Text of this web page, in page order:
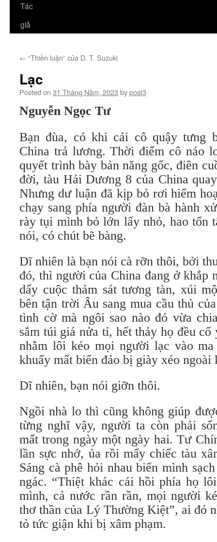
Tác
giả
← “Thiền luận” của D. T. Suzuki
Lạc
Posted on 31 Tháng Năm, 2023 bypost3
Nguyễn Ngọc Tư
Bạn đùa, có khi cái cô quậy tưng
China trả lương. Thời điểm cô náo
quyết trình bày bản năng gốc, điên
đời, tàu Hải Dương 8 của China
Nhưng dư luận đã kịp bỏ rơi hiểm
chạy sang phía người đàn bà hành
rày tụi mình bỏ lớn lấy nhỏ, hao tổn
nói, có chút bẽ bàng.
Dĩ nhiên là bạn nói cà rỡn thôi, bởi
đó, thì người của China đang ở khắp
dấy cuộc thảm sát tương tàn, xúi
bên tận trời Âu sang mua cầu thủ
tình cờ mà ngôi sao nào đó vừa
sắm túi giá nửa tỉ, hết thảy họ đều
nhằm lôi kéo mọi người lạc vào
khuấy mất biển đảo bị giày xéo ngoài
Dĩ nhiên, bạn nói giỡn thôi.
Ngồi nhà lo thì cũng không giúp
từng nghĩ vậy, người ta còn phải
mất trong ngày một ngày hai. Tư
lần sực nhớ, ủa rồi mấy chiếc tàu
Sáng cà phê hỏi nhau biển mình
ngác. “Thiệt khác cái hồi phía họ
mình, cả nước rần rần, mọi người
thơ thần của Lý Thường Kiệt”, ai đó
tỏ tức giận khi bị xâm phạm.